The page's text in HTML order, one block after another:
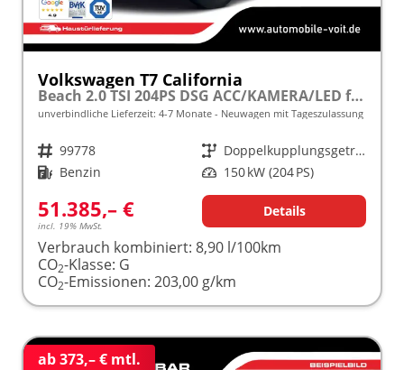
Volkswagen T7 California
Beach 2.0 TSI 204PS DSG ACC/KAMERA/LED frei konfigurierbar!
unverbindliche Lieferzeit: 4-7 Monate Neuwagen mit Tageszulassung
Fahrzeugnr. 99778 Getriebe
Doppelkupplungsgetriebe (DSG)
Kraftstoff Benzin Leistung 150 kW (204 PS)
51.385,– €
incl. 19% MwSt.
Details
Verbrauch kombiniert: 8,90 l/100km
CO2-Klasse: G
CO2-Emissionen: 203,00 g/km
ab 373,– € mtl.